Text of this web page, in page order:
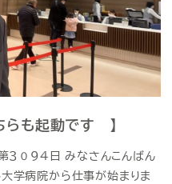
らも起動です 】
０９４日 みなさんこんばん
学病院から仕事が始まりま